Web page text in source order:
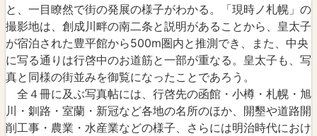
と、一目瞭然で街の発展の様子がわかる。「現時ノ札幌」の
撮影地は、創成川畔の南二条と説明があることから、皇太子
が宿泊された豊平館から500m圏内と推測でき、また、中央
に写る通りは行啓中のお道筋と一部が重なる。皇太子も、写
真と同様の街並みを御覧になったことであろう。
全４冊に及ぶ写真帖には、行啓先の函館・小樽・札幌・旭
川・釧路・室蘭・新冠など各地の名所のほか、開墾や道路開
削工事・農業・水産業などの様子、さらには明治時代におけ